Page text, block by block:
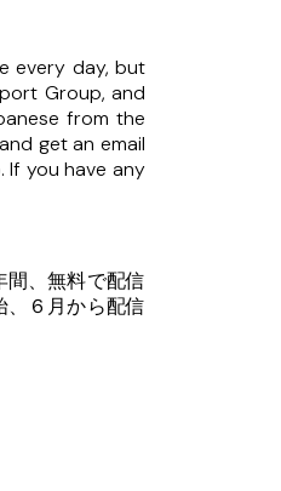
every day, but
Group, and
from the
get an email
If you have any
、無料で配信
、６月から配信